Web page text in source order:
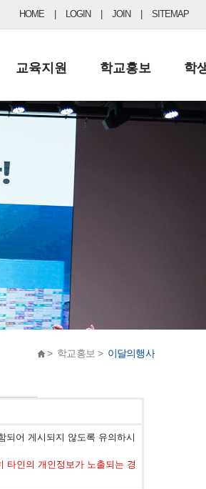
HOME LOGIN JOIN SITEMAP
교육지원
행정실
학교운영위원회
학교건축기금
학교홍보
보도자료
학
> 학교홍보 > 이달의행사
되어 게시되지 않도록 유의하시
타인의 개인정보가 노출되는 경